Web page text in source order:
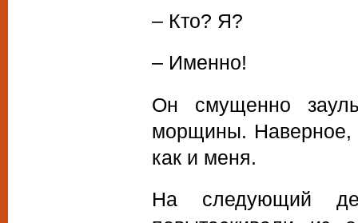
– Кто? Я?
– Именно!
Он смущенно
морщины. Наверное,
как и меня.
На следующий